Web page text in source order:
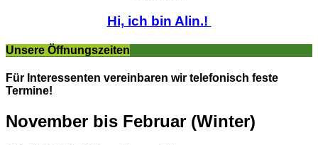
Hi, ich bin Alin.!
Unsere Öffnungszeiten
Für Interessenten vereinbaren wir telefonisch feste
Termine!
November bis Februar (Winter)